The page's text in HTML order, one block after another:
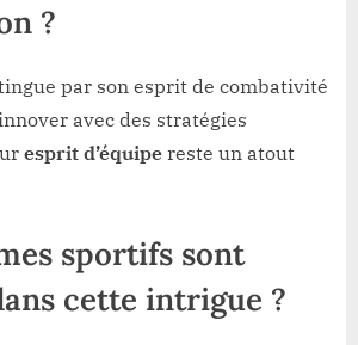
?
par son esprit de combativité
avec des stratégies
esprit d’équipe reste un atout
sportifs sont
cette intrigue ?